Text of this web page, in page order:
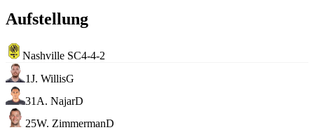
Aufstellung
Nashville SC4-4-2
1J. WillisG
31 A. NajarD
25W. ZimmermanD